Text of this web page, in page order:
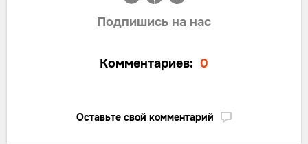
Подпишись на нас
Комментариев: 0
Оставьте свой комментарий